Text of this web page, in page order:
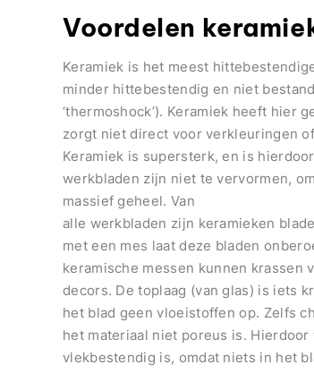
Voordelen
Keramiek is het meest
minder hittebestendig en niet
‘thermoshock’). Keramiek heeft hier
zorgt niet direct voor verkleuringen
Keramiek is supersterk, en is
werkbladen zijn niet te vervormen,
massief geheel. Van
alle werkbladen zijn keramieken
met een mes laat deze bladen
keramische messen kunnen
decors. De toplaag (van glas) is iets
het blad geen vloeistoffen op. Zelfs
het materiaal niet poreus is.
vlekbestendig is, omdat niets in het